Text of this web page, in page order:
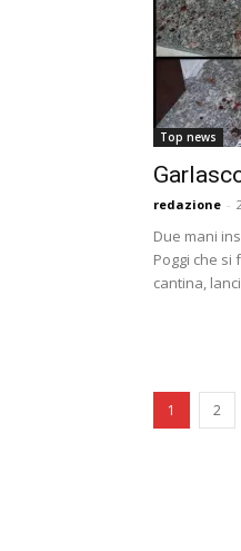
Top news
redazione -
Due mani
Poggi che si
cantina,
1 2